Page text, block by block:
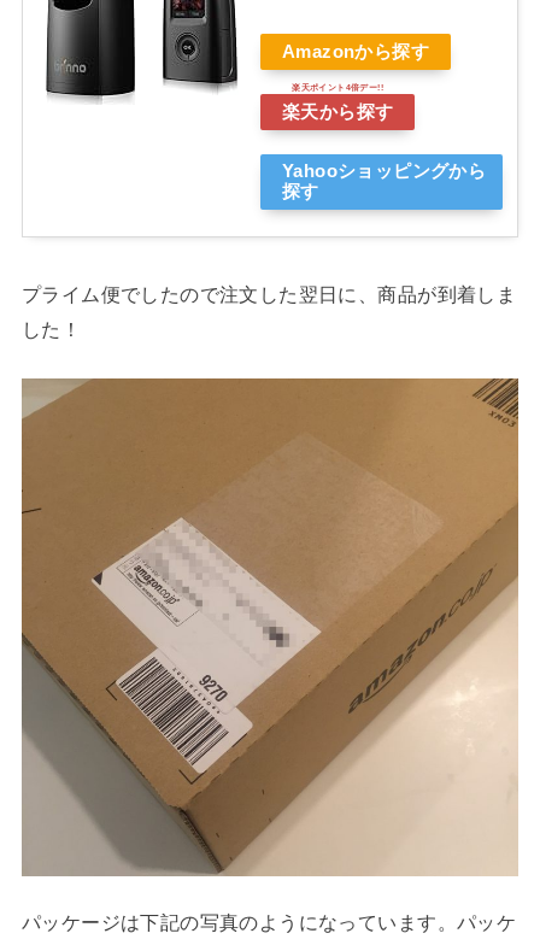
Amazonから探す
楽天から探す
Yahooショッピングから
探す
プライム便でしたので注文した翌日に、商品が到着しま
した！
パッケージは下記の写真のようになっています。パッケ